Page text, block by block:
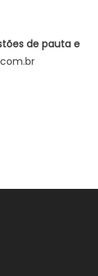
de pauta e